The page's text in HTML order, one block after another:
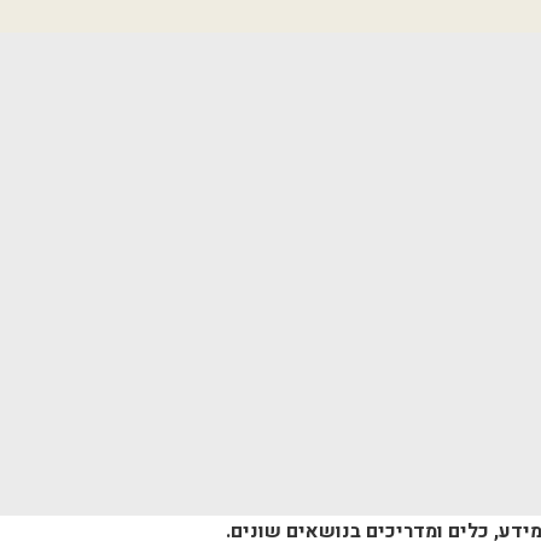
כלים ומדריכים בנושאים שונים.